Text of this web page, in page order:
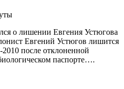
о лишении Евгения Устюгова
Евгений Устюгов лишится
после отклоненной
паспорте….